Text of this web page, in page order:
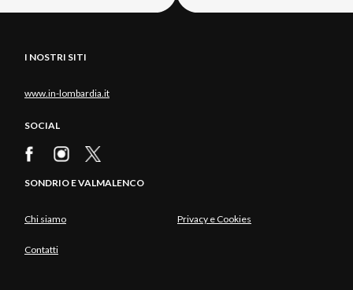
I NOSTRI SITI
www.in-lombardia.it
SOCIAL
SONDRIO E VALMALENCO
Chi siamo Privacy e Cookies
Contatti